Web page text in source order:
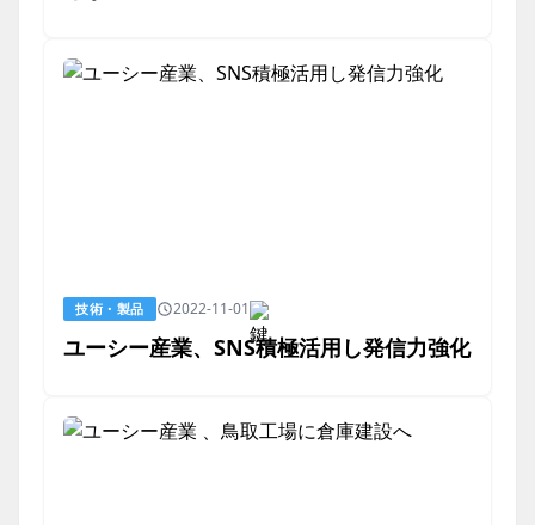
技術・製品 2022-11-01
ユーシー産業、SNS積極活用し発信力強化